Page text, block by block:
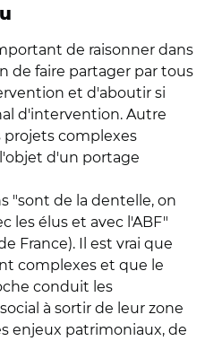
de raisonner dans
de faire partager par tous
et d'aboutir si
d'intervention. Autre
projets complexes
d'un portage
"sont de la dentelle, on
les élus et avec l'ABF"
France). Il est vrai que
complexes et que le
conduit les
à sortir de leur zone
enjeux patrimoniaux, de